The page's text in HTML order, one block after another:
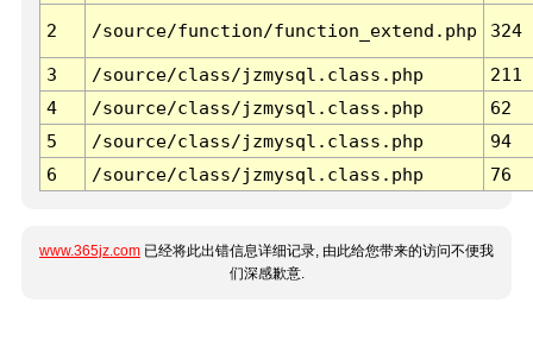
2 /source/function/function_extend.php 324
3 /source/class/jzmysql.class.php
211
4
/source/class/jzmysql.class.php
62
5
/source/class/jzmysql.class.php
94
6
/source/class/jzmysql.class.php 76
www.365jz.com 已经将此出错信息详细记录, 由此给您带来的访问不便我
们深感歉意.